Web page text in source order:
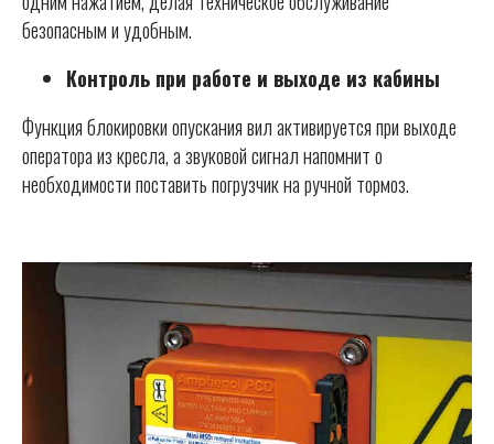
безопасным и удобным.
Контроль при работе и выходе из кабины
Функция блокировки опускания вил активируется при выходе
оператора из кресла, а звуковой сигнал напомнит о
необходимости поставить погрузчик на ручной тормоз.